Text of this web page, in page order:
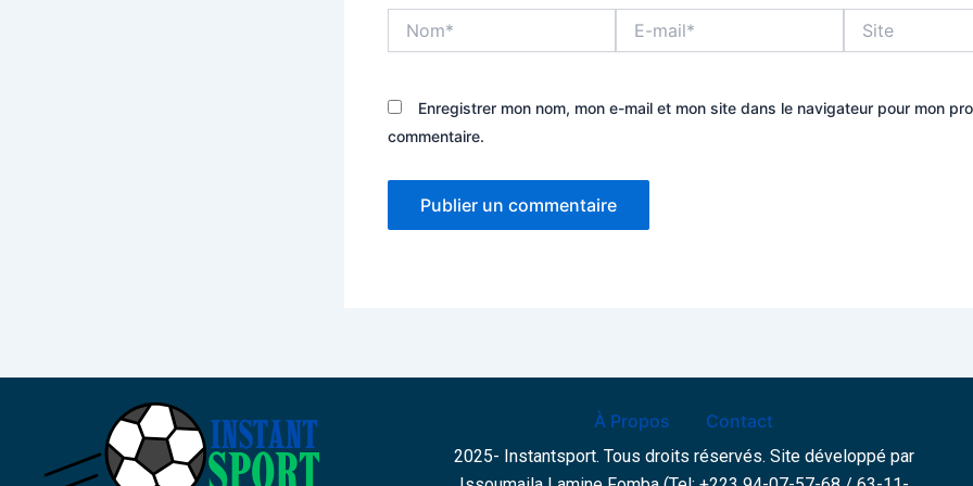
mail*
Enregistrer mon nom, mon e-mail et mon site dans le navigateur pour mon
commentaire.
À Propos Contact
2025- Instantsport. Tous droits réservés. Site développé par